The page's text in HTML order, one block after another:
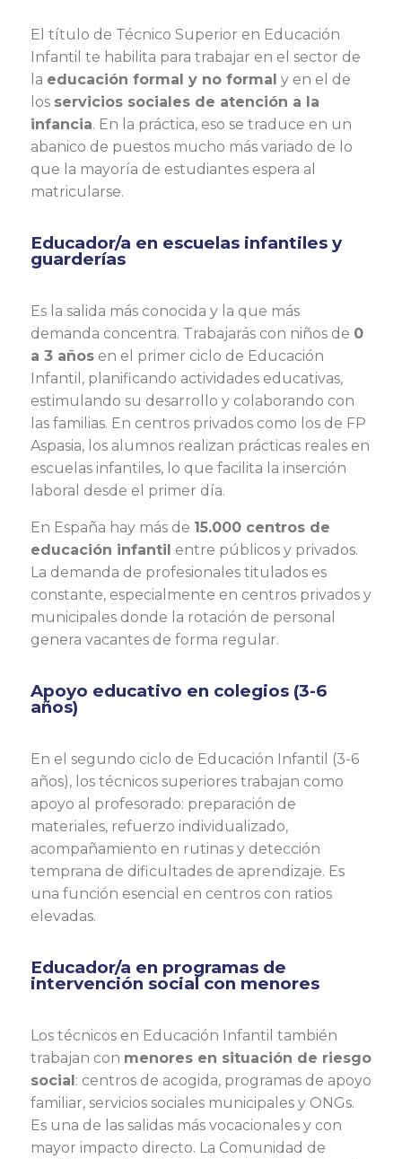
El título de Técnico Superior en Educación
Infantil te habilita para trabajar en el sector de
la educación formal y no formal y en el de
los servicios sociales de atención a la
infancia. En la práctica, eso se traduce en un
abanico de puestos mucho más variado de lo
que la mayoría de estudiantes espera al
matricularse.
Educador/a en escuelas infantiles y
guarderías
Es la salida más conocida y la que más
demanda concentra. Trabajarás con niños de 0
a 3 años en el primer ciclo de Educación
Infantil, planificando actividades educativas,
estimulando su desarrollo y colaborando con
las familias. En centros privados como los de FP
Aspasia, los alumnos realizan prácticas reales en
escuelas infantiles, lo que facilita la inserción
laboral desde el primer día.
En España hay más de 15.000 centros de
educación infantil entre públicos y privados.
La demanda de profesionales titulados es
constante, especialmente en centros privados y
municipales donde la rotación de personal
genera vacantes de forma regular.
Apoyo educativo en colegios (3-6
años)
En el segundo ciclo de Educación Infantil (3-6
años), los técnicos superiores trabajan como
apoyo al profesorado: preparación de
materiales, refuerzo individualizado,
acompañamiento en rutinas y detección
temprana de dificultades de aprendizaje. Es
una función esencial en centros con ratios
elevadas.
Educador/a en programas de
intervención social con menores
Los técnicos en Educación Infantil también
trabajan con menores en situación de riesgo
social: centros de acogida, programas de apoyo
familiar, servicios sociales municipales y ONGs.
Es una de las salidas más vocacionales y con
mayor impacto directo. La Comunidad de